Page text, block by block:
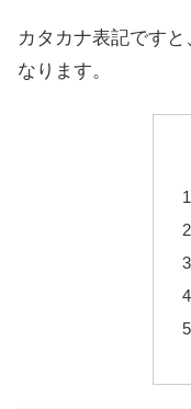
カタカナ表記です
なります。